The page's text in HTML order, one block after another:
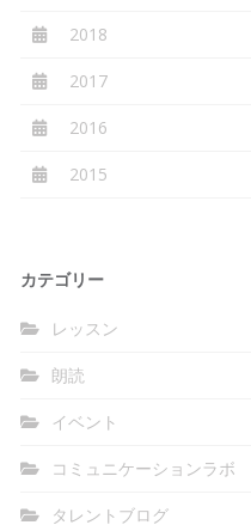
2018
2017
2016
2015
カテゴリー
レッスン
朗読
イベント
コミュニケーションラボ
タレントブログ